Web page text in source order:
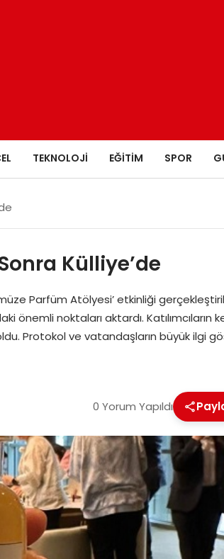
TEKNOLOJI EĞITIM SPOR
Külliye’de
Parfüm Atölyesi’ etkinliği
noktaları aktardı. Katılımcıların
Protokol ve vatandaşların büyük ilgi
0 Yorum Yapıldı